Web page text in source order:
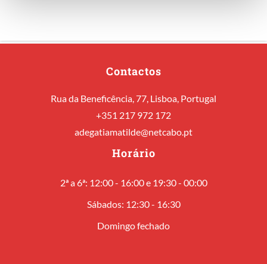
Contactos
Rua da Beneficência, 77, Lisboa, Portugal
+351 217 972 172
adegatiamatilde@netcabo.pt
Horário
2ª a 6ª: 12:00 - 16:00 e 19:30 - 00:00
Sábados: 12:30 - 16:30
Domingo fechado